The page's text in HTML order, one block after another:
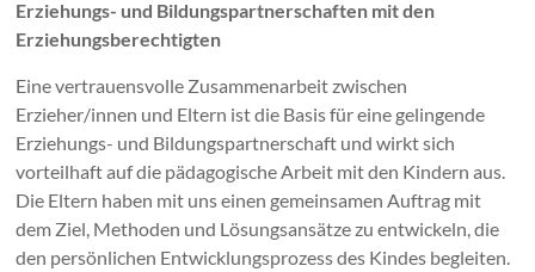
Erziehungs- und Bildungspartnerschaften mit den
Erziehungsberechtigten
Eine vertrauensvolle Zusammenarbeit zwischen
Erzieher/innen und Eltern ist die Basis für eine gelingende
Erziehungs- und Bildungspartnerschaft und wirkt sich
vorteilhaft auf die pädagogische Arbeit mit den Kindern aus.
Die Eltern haben mit uns einen gemeinsamen Auftrag mit
dem Ziel, Methoden und Lösungsansätze zu entwickeln, die
den persönlichen Entwicklungsprozess des Kindes begleiten.